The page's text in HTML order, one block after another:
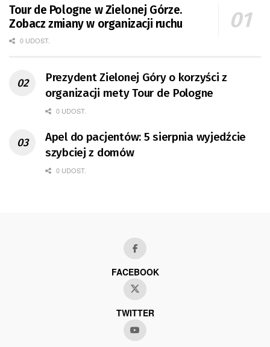
Tour de Pologne w Zielonej Górze.
Zobacz zmiany w organizacji ruchu
0 UDOST.
Prezydent Zielonej Góry o korzyści z
organizacji mety Tour de Pologne
0 UDOST.
Apel do pacjentów: 5 sierpnia wyjedźcie
szybciej z domów
0 UDOST.
FACEBOOK
TWITTER